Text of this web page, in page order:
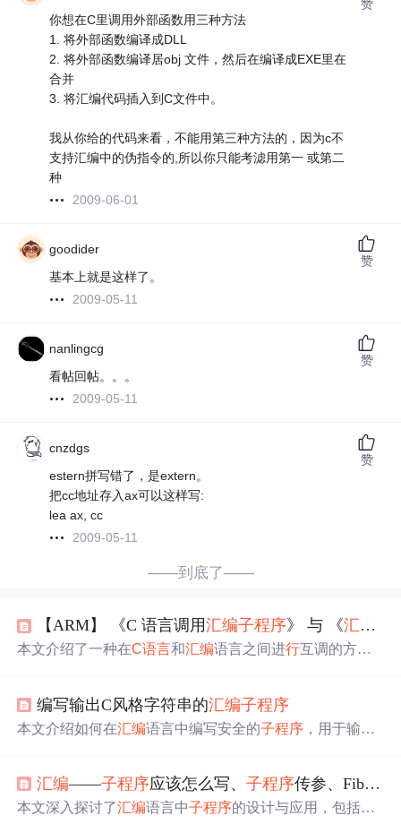
你想在C里调用外部函数用三种方法
1. 将外部函数编译成DLL
2. 将外部函数编译居obj 文件，然后在编译成EXE里在
合并
3. 将汇编代码插入到C文件中。
我从你给的代码来看，不能用第三种方法的，因为c不
支持汇编中的伪指令的,所以你只能考滤用第一 或第二
种
2009-06-01
赞
goodider
基本上就是这样了。
2009-05-11
赞
nanlingcg
看帖回帖。。。
2009-05-11
赞
cnzdgs
estern拼写错了，是extern。
把cc地址存入ax可以这样写:
lea ax, cc
2009-05-11
赞
——到底了——
【ARM】 《C 语言调用汇编子程序》 与 《汇编
本文介绍了一种在C语言和汇编语言之间进行互调的方
功能。这为跨语言编程提供了实用的示例。
编写输出C风格字符串的汇编子程序
本文介绍如何在汇编语言中编写安全的子程序 ，用于输出
详细解释了子程序的实现过程和思路。
汇编——子程序应该怎么写、子程序传参、Fibonacci递归举例
本文深入探讨了汇编语言中子程序的设计与应用，包括子